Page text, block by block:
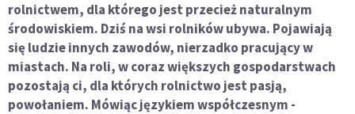
rolnictwem, dla którego jest przecież naturalnym
środowiskiem. Dziś na wsi rolników ubywa. Pojawiają
się ludzie innych zawodów, nierzadko pracujący w
miastach. Na roli, w coraz większych gospodarstwach
pozostają ci, dla których rolnictwo jest pasją,
powołaniem. Mówiąc językiem współczesnym -